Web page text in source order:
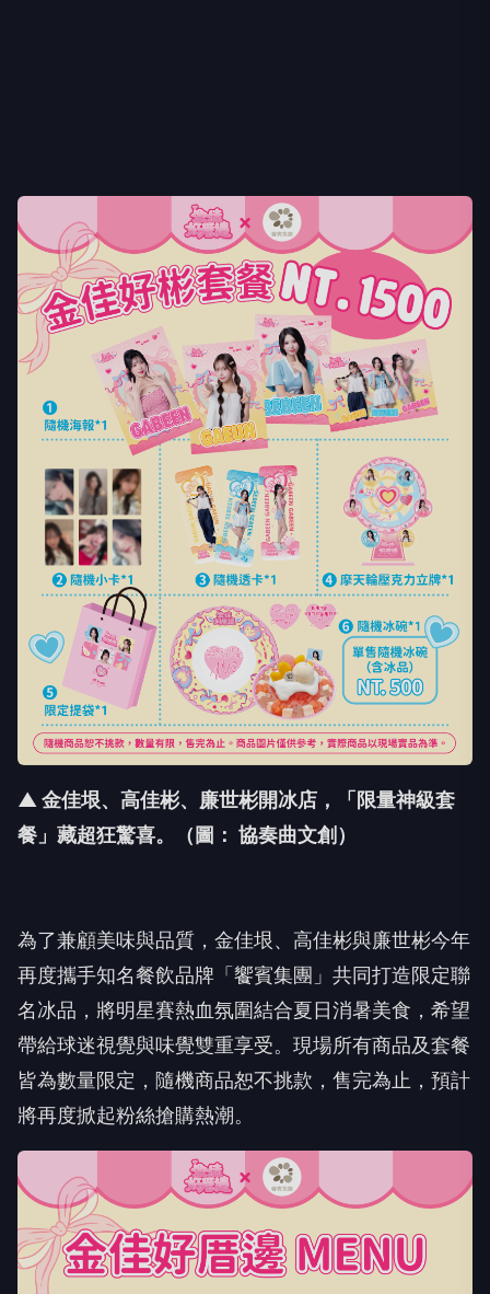
▲ 金佳垠、高佳彬、廉世彬開冰店，「限量神級套
餐」藏超狂驚喜。（圖： 協奏曲文創）
為了兼顧美味與品質，金佳垠、高佳彬與廉世彬今年
再度攜手知名餐飲品牌「饗賓集團」共同打造限定聯
名冰品，將明星賽熱血氛圍結合夏日消暑美食，希望
帶給球迷視覺與味覺雙重享受。現場所有商品及套餐
皆為數量限定，隨機商品恕不挑款，售完為止，預計
將再度掀起粉絲搶購熱潮。